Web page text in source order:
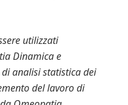
utilizzati
Dinamica e
analisi statistica dei
del lavoro di